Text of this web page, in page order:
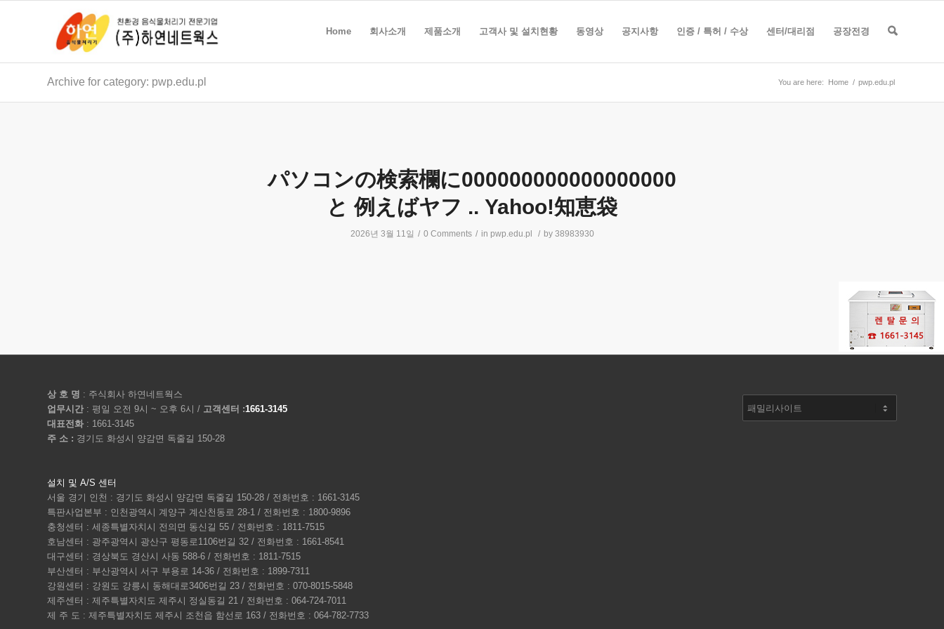
Home 회사소개 제품소개 고객사 및 설치현황 동영상 공지사항 인증 / 특허 / 수상 센터/대리점 공장전경
Archive for category: pwp.edu.pl You are here: Home / pwp.edu.pl
パソコンの検索欄に000000000000000000
と 例えばヤフ .. Yahoo!知恵袋
2026년 3월 11일 / 0 Comments / in pwp.edu.pl / by 38983930
상 호 명 : 주식회사 하연네트웍스
업무시간 : 평일 오전 9시 ~ 오후 6시 / 고객센터 :1661-3145
대표전화 : 1661-3145
주 소 : 경기도 화성시 양감면 독줄길 150-28
설치 및 A/S 센터
서울 경기 인천 : 경기도 화성시 양감면 독줄길 150-28 / 전화번호 : 1661-3145
특판사업본부 : 인천광역시 계양구 계산천동로 28-1 / 전화번호 : 1800-9896
충청센터 : 세종특별자치시 전의면 동신길 55 / 전화번호 : 1811-7515
호남센터 : 광주광역시 광산구 평동로1106번길 32 / 전화번호 : 1661-8541
대구센터 : 경상북도 경산시 사동 588-6 / 전화번호 : 1811-7515
부산센터 : 부산광역시 서구 부용로 14-36 / 전화번호 : 1899-7311
강원센터 : 강원도 강릉시 동해대로3406번길 23 / 전화번호 : 070-8015-5848
제주센터 : 제주특별자치도 제주시 정실동길 21 / 전화번호 : 064-724-7011
제 주 도 : 제주특별자치도 제주시 조천읍 함선로 163 / 전화번호 : 064-782-7733